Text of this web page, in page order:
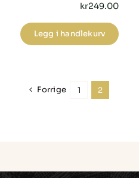
kr249.00
Legg i handlekurv
Forrige 1 2